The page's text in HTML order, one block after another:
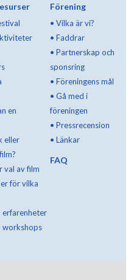
en
eller
val av film
för vilka
erfarenheter
workshops
Förening
•Vilka är vi?
•Faddrar
•Partnerskap och
sponsring
•Föreningens mål
•Gå med i
föreningen
•Pressrecension
•Länkar
FAQ